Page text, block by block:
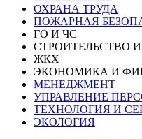
ОХРАНА ТРУДА
ПОЖАРНАЯ
ГО И ЧС
СТРОИТЕЛЬСТВО
ЖКХ
ЭКОНОМИКА И
МЕНЕДЖМЕНТ
УПРАВЛЕНИЕ
ТЕХНОЛОГИЯ И
ЭКОЛОГИЯ